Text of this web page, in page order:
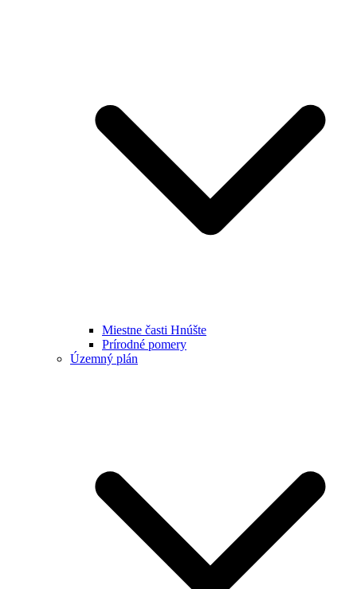
Miestne časti Hnúšte
Prírodné pomery
Územný plán